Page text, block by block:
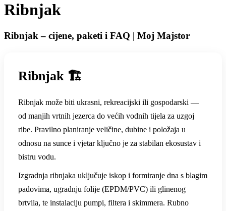
Ribnjak
Ribnjak – cijene, paketi i FAQ | Moj Majstor
Ribnjak 🏗️
Ribnjak može biti ukrasni, rekreacijski ili gospodarski —
od manjih vrtnih jezerca do većih vodnih tijela za uzgoj
ribe. Pravilno planiranje veličine, dubine i položaja u
odnosu na sunce i vjetar ključno je za stabilan ekosustav i
bistru vodu.
Izgradnja ribnjaka uključuje iskop i formiranje dna s blagim
padovima, ugradnju folije (EPDM/PVC) ili glinenog
brtvila, te instalaciju pumpi, filtera i skimmera. Rubno